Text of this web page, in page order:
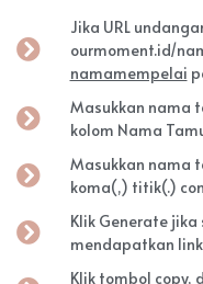
Jika URL
ourmoment.id/
namamempelai
Masukkan nama
kolom Nama
Masukkan nama
koma(,) titik(.)
Klik Generate
mendapatkan
Klik tombol copy,